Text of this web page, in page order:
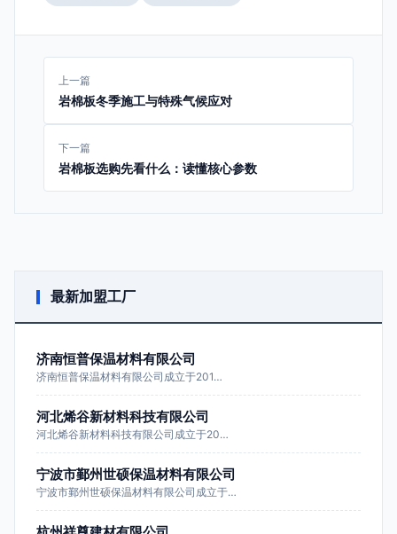
上一篇
岩棉板冬季施工与特殊气候应对
下一篇
岩棉板选购先看什么：读懂核心参数
最新加盟工厂
济南恒普保温材料有限公司
济南恒普保温材料有限公司成立于201…
河北烯谷新材料科技有限公司
河北烯谷新材料科技有限公司成立于20…
宁波市鄞州世硕保温材料有限公司
宁波市鄞州世硕保温材料有限公司成立于…